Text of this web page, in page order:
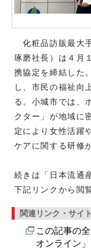
化粧品訪販最大
琢磨社長）は４月
携協定を締結した
し、市民の福祉向
る。小城市では、
クター」が地域に
定により女性活躍
ケアに関する研修
続きは「日本流通
下記リンクから閲
関連リンク・サイト
この記事の
オンライン